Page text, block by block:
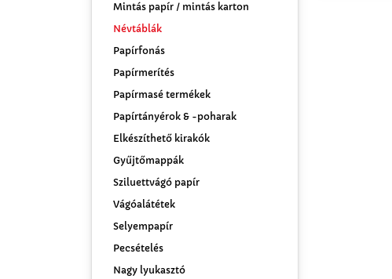
Mintás papír / mintás karton
Névtáblák
Papírfonás
Papírmerítés
Papírmasé termékek
Papírtányérok & -poharak
Elkészíthető kirakók
Gyűjtőmappák
Sziluettvágó papír
Vágóalátétek
Selyempapír
Pecsételés
Nagy lyukasztó